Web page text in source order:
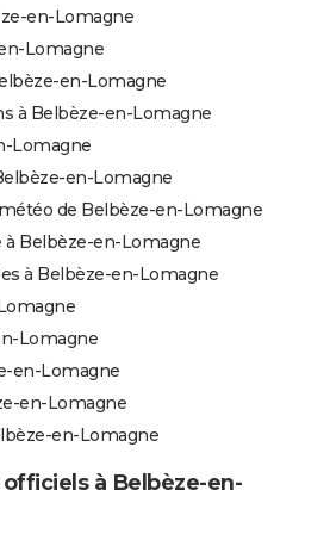
en-Lomagne
Lomagne
en-Lomagne
à Belbèze-en-Lomagne
Lomagne
en-Lomagne
de Belbèze-en-Lomagne
à Belbèze-en-Lomagne
à Belbèze-en-Lomagne
Lomagne
en-Lomagne
en-Lomagne
en-Lomagne
à Belbèze-en-